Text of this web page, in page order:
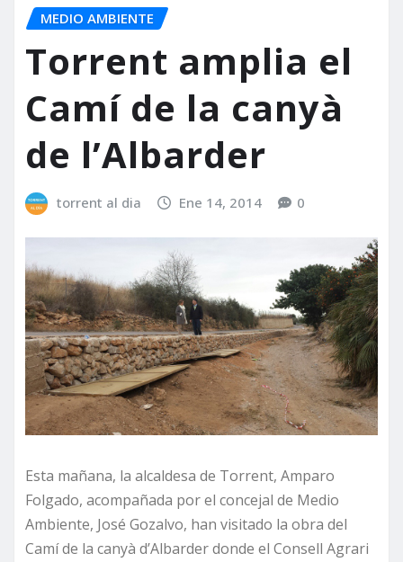
MEDIO AMBIENTE
Torrent amplia el
Camí de la canyà
de l’Albarder
torrent al dia Ene 14, 2014 0
Esta mañana, la alcaldesa de Torrent, Amparo
Folgado, acompañada por el concejal de Medio
Ambiente, José Gozalvo, han visitado la obra del
Camí de la canyà d’Albarder donde el Consell Agrari